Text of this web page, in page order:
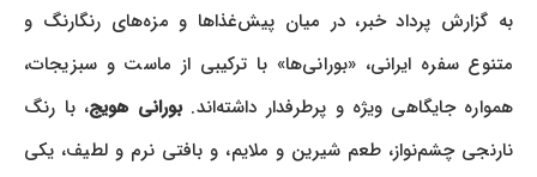
به گزارش پرداد خبر، در میان پیش‌غذاها و مزه‌های رنگارنگ و
متنوع سفره ایرانی، «بورانی‌ها» با ترکیبی از ماست و سبزیجات،
همواره جایگاهی ویژه و پرطرفدار داشته‌اند.بورانی هویج، با رنگ
نارنجی چشم‌نواز، طعم شیرین و ملایم، و بافتی نرم و لطیف، یکی